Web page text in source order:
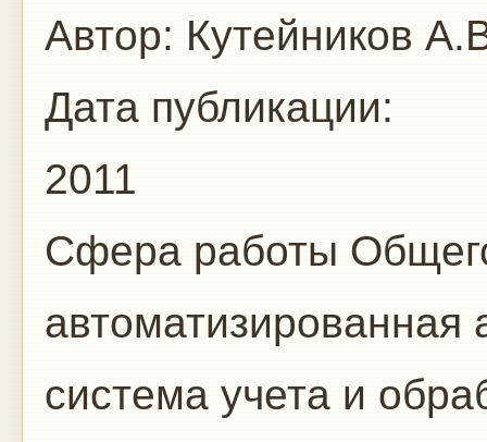
Автор: Кутейников
Дата публикации:
2011
Сфера работы
автоматизированная
система учета и